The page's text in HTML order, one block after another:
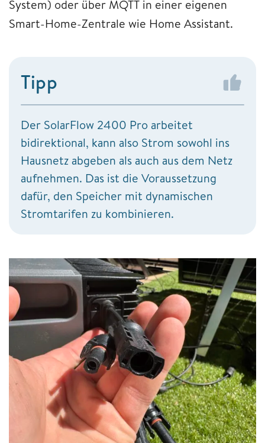
System) oder über MQTT in einer eigenen
Smart-Home-Zentrale wie Home Assistant.
Tipp
Der SolarFlow 2400 Pro arbeitet
bidirektional, kann also Strom sowohl ins
Hausnetz abgeben als auch aus dem Netz
aufnehmen. Das ist die Voraussetzung
dafür, den Speicher mit dynamischen
Stromtarifen zu kombinieren.